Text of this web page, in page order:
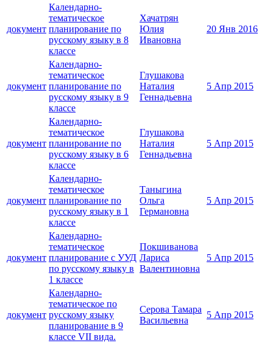
документ
Календарно-
тематическое
планирование по
русскому языку в 8
классе
Хачатрян
Юлия
Ивановна
20 Янв 2016
документ
Календарно-
тематическое
планирование по
русскому языку в 9
классе
Глушакова
Наталия
Геннадьевна
5 Апр 2015
документ
Календарно-
тематическое
планирование по
русскому языку в 6
классе
Глушакова
Наталия
Геннадьевна
5 Апр 2015
документ
Календарно-
тематическое
планирование по
русскому языку в 1
классе
Таныгина
Ольга
Германовна
5 Апр 2015
документ
Календарно-
тематическое
планирование с УУД
по русскому языку в
1 классе
Покшиванова
Лариса
Валентиновна
5 Апр 2015
документ
Календарно-
тематическое по
русскому языку
планирование в 9
классе VII вида.
Серова Тамара
Васильевна
5 Апр 2015